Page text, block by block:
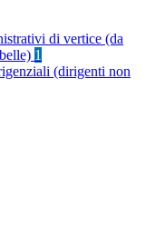
di vertice (da
1
(dirigenti non